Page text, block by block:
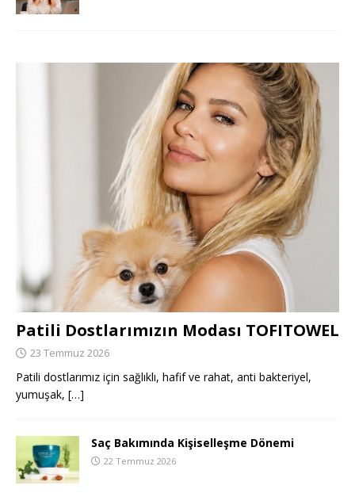
Patili Dostlarımızın Modası TOFITOWEL
23 Temmuz 2026
Patili dostlarımız için sağlıklı, hafif ve rahat, anti bakteriyel,
yumuşak, […]
Saç Bakımında Kişiselleşme Dönemi
22 Temmuz 2026